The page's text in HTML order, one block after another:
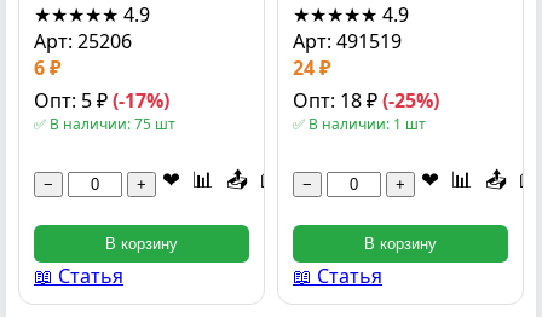
★★★★★ 4.9
Арт: 25206
6 ₽
Опт: 5 ₽(-17%)
✅ В наличии: 75 шт
− + ❤ 📊 📤 📖
В корзину
📖 Статья
★★★★★ 4.9
Арт: 491519
24 ₽
Опт: 18 ₽(-25%)
✅ В наличии: 1 шт
− + ❤ 📊 📤 📖
В корзину
📖 Статья